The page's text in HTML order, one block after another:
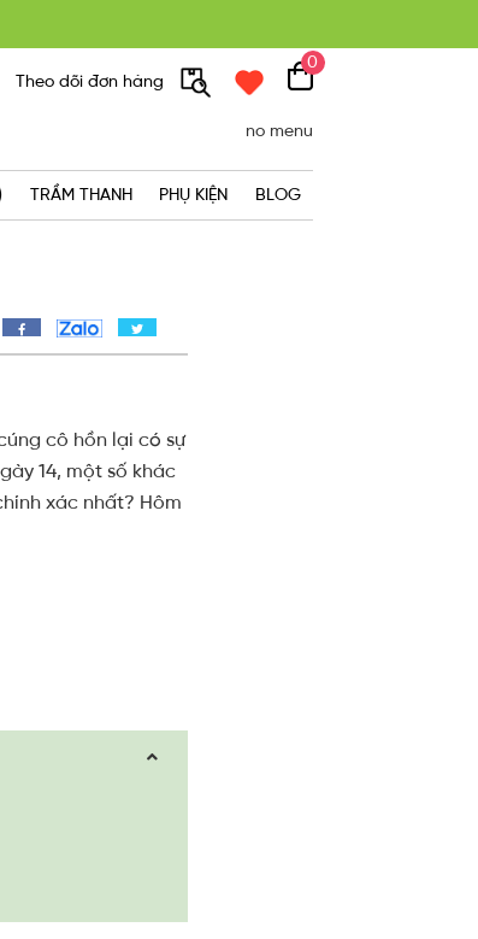
Theo dõi đơn hàng
0
no menu
TRẦM THANH PHỤ KIỆN BLOG
cô hồn lại có sự
14, một số khác
xác nhất? Hôm